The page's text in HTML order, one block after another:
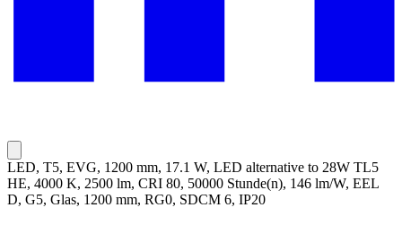
LED, T5, EVG, 1200 mm, 17.1 W, LED alternative to 28W TL5
HE, 4000 K, 2500 lm, CRI 80, 50000 Stunde(n), 146 lm/W, EEL
D, G5, Glas, 1200 mm, RG0, SDCM 6, IP20